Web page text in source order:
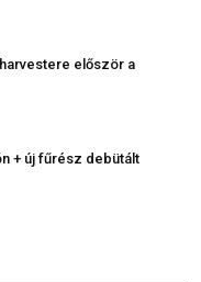
először a
+ új fűrész debütált